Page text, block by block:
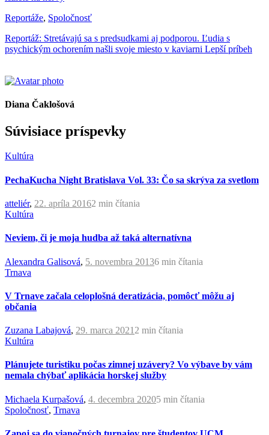
Reportáže, Spoločnosť
Reportáž: Stretávajú sa s predsudkami aj podporou. Ľudia s
psychickým ochorením našli svoje miesto v kaviarni Lepší príbeh
Diana Čaklošová
Súvisiace príspevky
Kultúra
PechaKucha Night Bratislava Vol. 33: Čo sa skrýva za svetlom
atteliér, 22. apríla 20162 min čítania
Kultúra
Neviem, či je moja hudba až taká alternatívna
Alexandra Galisová, 5. novembra 20136 min čítania
Trnava
V Trnave začala celoplošná deratizácia, pomôcť môžu aj
občania
Zuzana Labajová, 29. marca 2021 2 min čítania
Kultúra
Plánujete turistiku počas zimnej uzávery? Vo výbave by vám
nemala chýbať aplikácia horskej služby
Michaela Kurpašová, 4. decembra 20205 min čítania
Spoločnosť, Trnava